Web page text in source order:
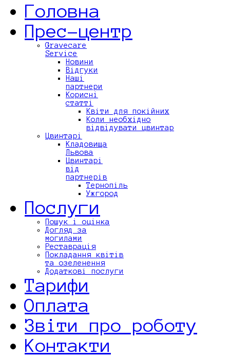
Головна
Прес-центр
Gravecare
Service
Новини
Відгуки
Наші
партнери
Корисні
статті
Квіти для покійних
Коли необхідно
відвідувати цвинтар
Цвинтарі
Кладовища
Львова
Цвинтарі
від
партнерів
Тернопіль
Ужгород
Послуги
Пошук і оцінка
Догляд за
могилами
Реставрація
Покладання квітів
та озеленення
Додаткові послуги
Тарифи
Оплата
Звіти про роботу
Контакти